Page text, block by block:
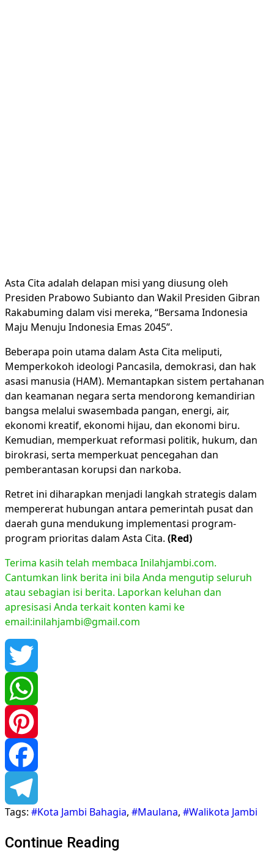
Asta Cita adalah delapan misi yang diusung oleh
Presiden Prabowo Subianto dan Wakil Presiden Gibran
Rakabuming dalam visi mereka, “Bersama Indonesia
Maju Menuju Indonesia Emas 2045”.
Beberapa poin utama dalam Asta Cita meliputi,
Memperkokoh ideologi Pancasila, demokrasi, dan hak
asasi manusia (HAM). Memantapkan sistem pertahanan
dan keamanan negara serta mendorong kemandirian
bangsa melalui swasembada pangan, energi, air,
ekonomi kreatif, ekonomi hijau, dan ekonomi biru.
Kemudian, memperkuat reformasi politik, hukum, dan
birokrasi, serta memperkuat pencegahan dan
pemberantasan korupsi dan narkoba.
Retret ini diharapkan menjadi langkah strategis dalam
mempererat hubungan antara pemerintah pusat dan
daerah guna mendukung implementasi program-
program prioritas dalam Asta Cita. (Red)
Terima kasih telah membaca Inilahjambi.com.
Cantumkan link berita ini bila Anda mengutip seluruh
atau sebagian isi berita. Laporkan keluhan dan
apresisasi Anda terkait konten kami ke
email:inilahjambi@gmail.com
Twitter
WhatsApp
Pinterest
Facebook
Telegram
Tags: #Kota Jambi Bahagia, #Maulana, #Walikota Jambi
Continue Reading